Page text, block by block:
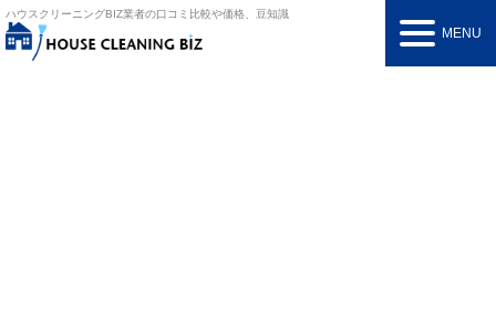
ハウスクリーニングBIZ業者の口コミ比較や価格、豆知識
MENU